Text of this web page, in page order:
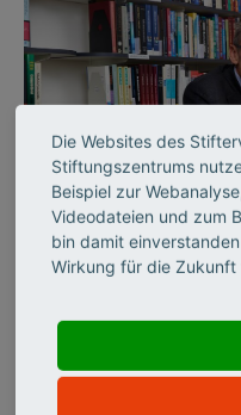
Intensiver
Die Websites des
Stiftungszentrums
Beispiel zur
Videodateien und zum
bin damit
Wirkung für die